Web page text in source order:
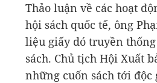
Thảo luận về các hoạt
hội sách quốc tế, ông
liệu giấy dó truyền
sách. Chủ tịch Hội Xuất
những cuốn sách tới